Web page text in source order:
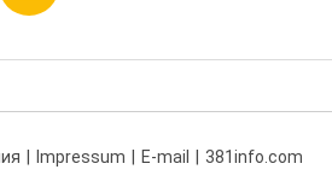
Impressum E-mail 381info.com